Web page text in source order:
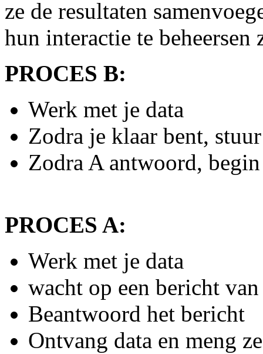
ze de resultaten
hun interactie te
PROCES B:
Werk met je data
Zodra je klaar bent,
Zodra A antwoord,
PROCES A:
Werk met je data
wacht op een bericht
Beantwoord het bericht
Ontvang data en meng